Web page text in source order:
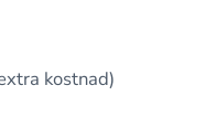
kostnad)